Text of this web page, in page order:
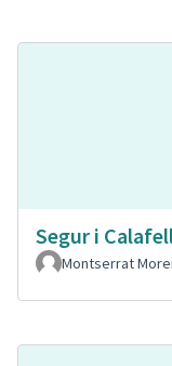
Segur i
Montserrat